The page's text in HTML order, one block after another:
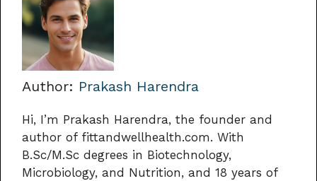
Author: Prakash Harendra
Hi, I’m Prakash Harendra, the founder and
author of fittandwellhealth.com. With
B.Sc/M.Sc degrees in Biotechnology,
Microbiology, and Nutrition, and 18 years of